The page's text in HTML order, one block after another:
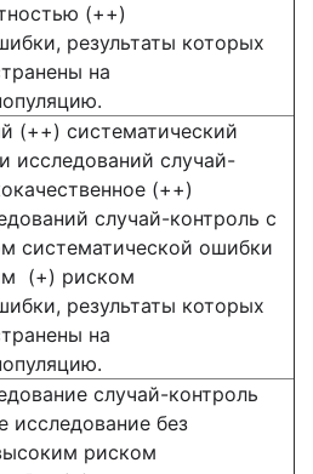
(++)
результаты которых
на
(++) систематический
исследований случай-
(++)
случай-контроль с
систематической ошибки
(+) риском
результаты которых
на
случай-контроль
исследование без
риском